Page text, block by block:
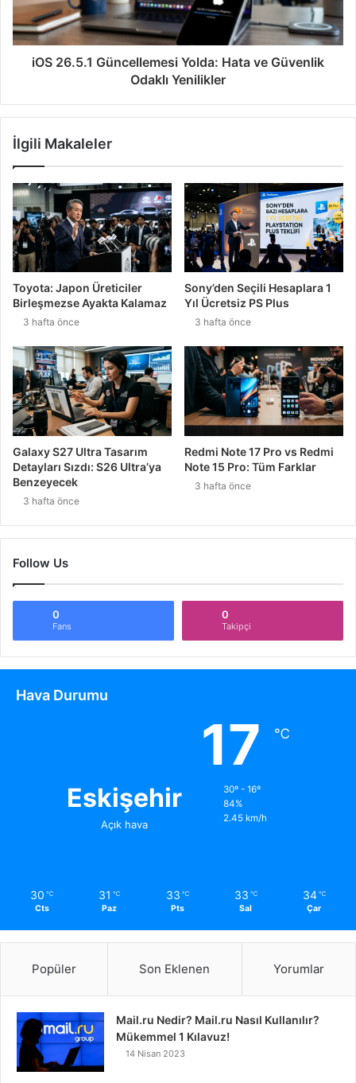
iOS 26.5.1 Güncellemesi Yolda: Hata ve Güvenlik
Odaklı Yenilikler
İlgili Makaleler
Toyota: Japon Üreticiler
Birleşmezse Ayakta Kalamaz
3 hafta önce
Sony’den Seçili Hesaplara 1
Yıl Ücretsiz PS Plus
3 hafta önce
Galaxy S27 Ultra Tasarım
Detayları Sızdı: S26 Ultra’ya
Benzeyecek
3 hafta önce
Redmi Note 17 Pro vs Redmi
Note 15 Pro: Tüm Farklar
3 hafta önce
Follow Us
0
Fans
0
Takipçi
Hava Durumu
Eskişehir
Açık hava
17 ℃
30º - 16º
84%
2.45 km/h
30 ℃
Cts
31 ℃
Paz
33 ℃
Pts
33 ℃
Sal
34 ℃
Çar
Popüler Son Eklenen Yorumlar
Mail.ru Nedir? Mail.ru Nasıl Kullanılır?
Mükemmel 1 Kılavuz!
14 Nisan 2023